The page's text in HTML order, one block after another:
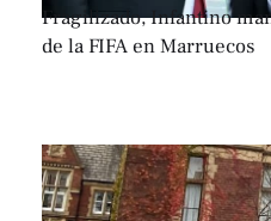
Fragilizado, Infantino
de la FIFA en Marruecos